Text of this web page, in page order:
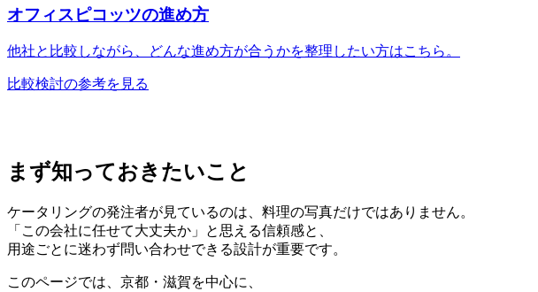
オフィスピコッツの進め方
他社と比較しながら、どんな進め方が合うかを整理したい方はこちら。
比較検討の参考を見る
まず知っておきたいこと
ケータリングの発注者が見ているのは、料理の写真だけではありません。
「この会社に任せて大丈夫か」と思える信頼感と、
用途ごとに迷わず問い合わせできる設計が重要です。
このページでは、京都・滋賀を中心に、